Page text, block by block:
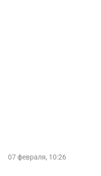
07 февраля, 10:26